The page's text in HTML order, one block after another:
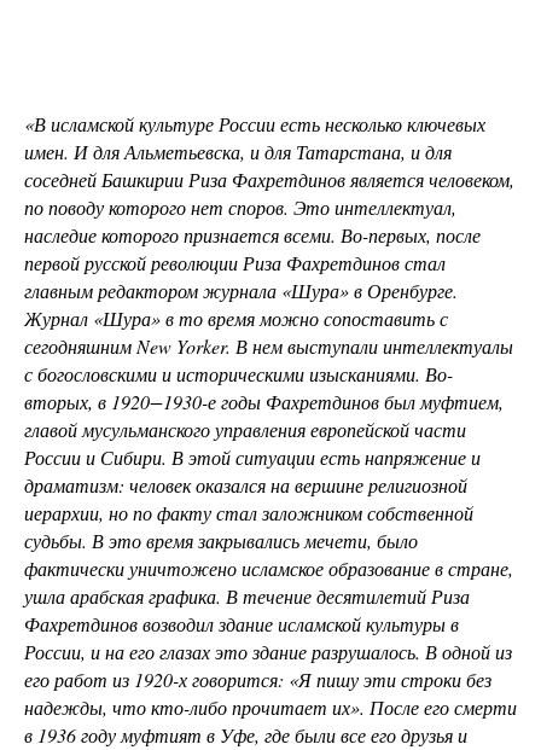
«В исламской культуре России есть несколько ключевых
имен. И для Альметьевска, и для Татарстана, и для
соседней Башкирии Риза Фахретдинов является человеком,
по поводу которого нет споров. Это интеллектуал,
наследие которого признается всеми. Во-первых, после
первой русской революции Риза Фахретдинов стал
главным редактором журнала «Шура» в Оренбурге.
Журнал «Шура» в то время можно сопоставить с
сегодняшним New Yorker. В нем выступали интеллектуалы
с богословскими и историческими изысканиями. Во-
вторых, в 1920−1930-е годы Фахретдинов был муфтием,
главой мусульманского управления европейской части
России и Сибири. В этой ситуации есть напряжение и
драматизм: человек оказался на вершине религиозной
иерархии, но по факту стал заложником собственной
судьбы. В это время закрывались мечети, было
фактически уничтожено исламское образование в стране,
ушла арабская графика. В течение десятилетий Риза
Фахретдинов возводил здание исламской культуры в
России, и на его глазах это здание разрушалось. В одной из
его работ из 1920-х говорится: «Я пишу эти строки без
надежды, что кто-либо прочитает их». После его смерти
в 1936 году муфтият в Уфе, где были все его друзья и